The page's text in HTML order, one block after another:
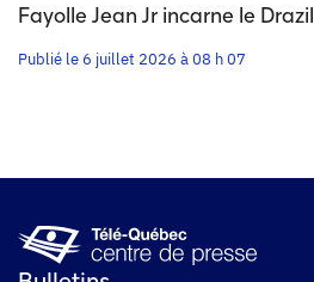
Fayolle Jean Jr incarne le
Publié le 6 juillet 2026 à 08 h 07